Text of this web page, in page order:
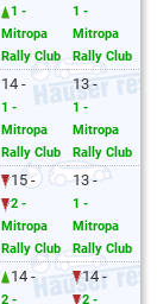
1 -
Mitropa
Rally Club
1 -
Mitropa
Rally Club
14 -
1 -
Mitropa
Rally Club
13 -
1 -
Mitropa
Rally Club
15 -
2 -
Mitropa
Rally Club
13 -
1 -
Mitropa
Rally Club
14 -
2 -
14 -
2 -